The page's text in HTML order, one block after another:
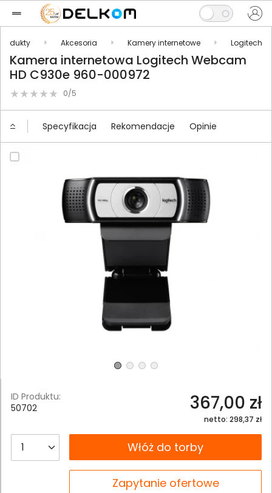
Akcesoria Kamery internetowe Logitech
Kamera internetowa Logitech Webcam
HD C930e 960-000972
0/5
Specyfikacja Rekomendacje Opinie
ID Produktu:
50702
367,00 zł
netto: 298,37 zł
__B2C.PRODUCT.QUANTITYWłóż do torby
Zapytanie ofertowe